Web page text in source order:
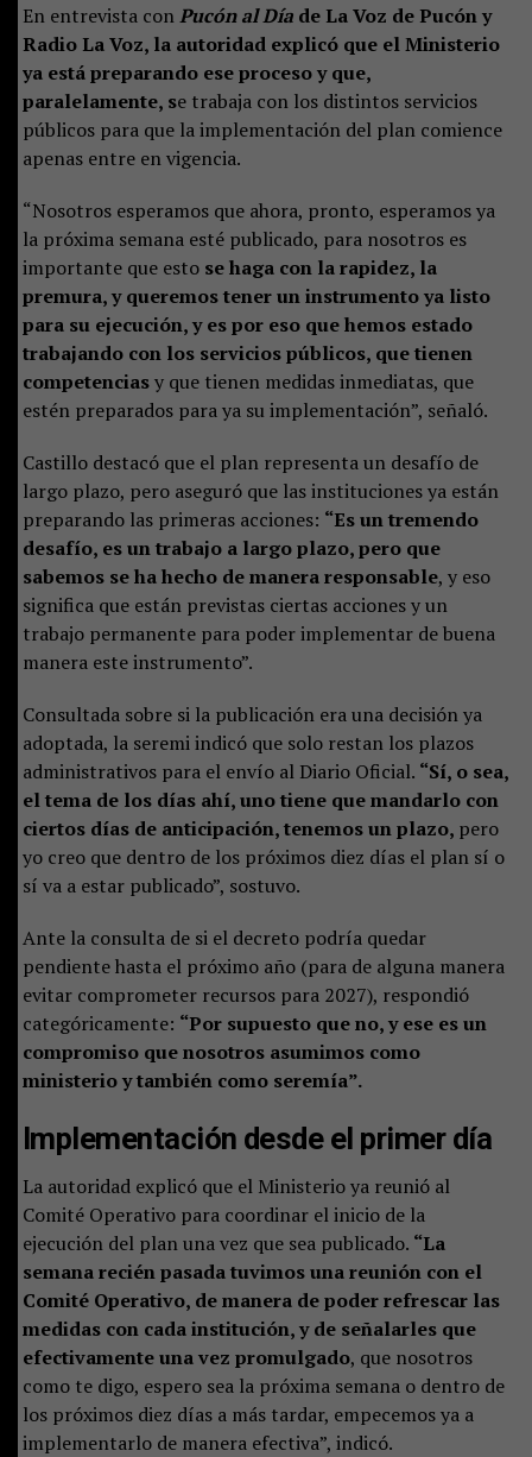
En entrevista conPucón al Díade La Voz de Pucón y
Radio La Voz, la autoridad explicó que el Ministerio
ya está preparando ese proceso y que,
paralelamente, se trabaja con los distintos servicios
públicos para que la implementación del plan comience
apenas entre en vigencia.
“Nosotros esperamos que ahora, pronto, esperamos ya
la próxima semana esté publicado, para nosotros es
importante que esto se haga con la rapidez, la
premura, y queremos tener un instrumento ya listo
para su ejecución, y es por eso que hemos estado
trabajando con los servicios públicos, que tienen
competenciasy que tienen medidas inmediatas, que
estén preparados para ya su implementación”, señaló.
Castillo destacó que el plan representa un desafío de
largo plazo, pero aseguró que las instituciones ya están
preparando las primeras acciones: “Es un tremendo
desafío, es un trabajo a largo plazo, pero que
sabemos se ha hecho de manera responsable, y eso
significa que están previstas ciertas acciones y un
trabajo permanente para poder implementar de buena
manera este instrumento”.
Consultada sobre si la publicación era una decisión ya
adoptada, la seremi indicó que solo restan los plazos
administrativos para el envío al Diario Oficial. “Sí, o sea,
el tema de los días ahí, uno tiene que mandarlo con
ciertos días de anticipación, tenemos un plazo, pero
yo creo que dentro de los próximos diez días el plan sí o
sí va a estar publicado”, sostuvo.
Ante la consulta de si el decreto podría quedar
pendiente hasta el próximo año (para de alguna manera
evitar comprometer recursos para 2027), respondió
categóricamente: “Por supuesto que no, y ese es un
compromiso que nosotros asumimos como
ministerio y también como seremía”.
Implementación desde el primer día
La autoridad explicó que el Ministerio ya reunió al
Comité Operativo para coordinar el inicio de la
ejecución del plan una vez que sea publicado. “La
semana recién pasada tuvimos una reunión con el
Comité Operativo, de manera de poder refrescar las
medidas con cada institución, y de señalarles que
efectivamente una vez promulgado, que nosotros
como te digo, espero sea la próxima semana o dentro de
los próximos diez días a más tardar, empecemos ya a
implementarlo de manera efectiva”, indicó.